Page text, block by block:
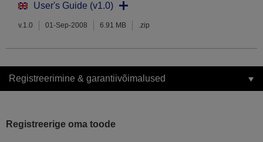
User's Guide (v1.0)
v.1.0 01-Sep-2008 6.91 MB .zip
Registreerimine & garantiivõimalused
Registreerige oma toode